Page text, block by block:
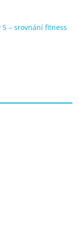
– srovnání fitness